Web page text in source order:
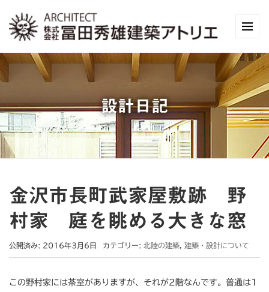
設計日記
金沢市長町武家屋敷跡 野
村家 庭を眺める大きな窓
公開済み: 2016年3月6日 カテゴリー: 北陸の建築 建築・設計について
この野村家には茶室がありますが、それが2階なんです。普通は1